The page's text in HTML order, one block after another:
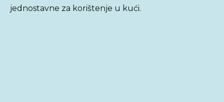
jednostavne za korištenje u kući.